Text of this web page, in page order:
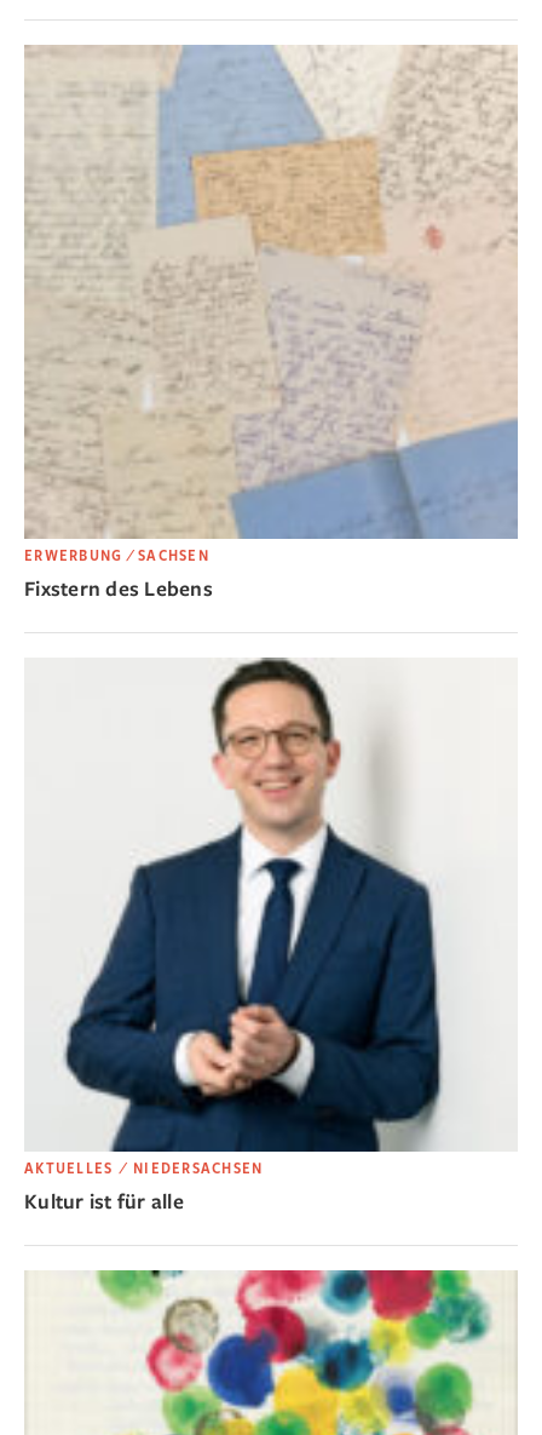
ERWERBUNG ⁄ SACHSEN
Fixstern des Lebens
AKTUELLES ⁄ NIEDERSACHSEN
Kultur ist für alle